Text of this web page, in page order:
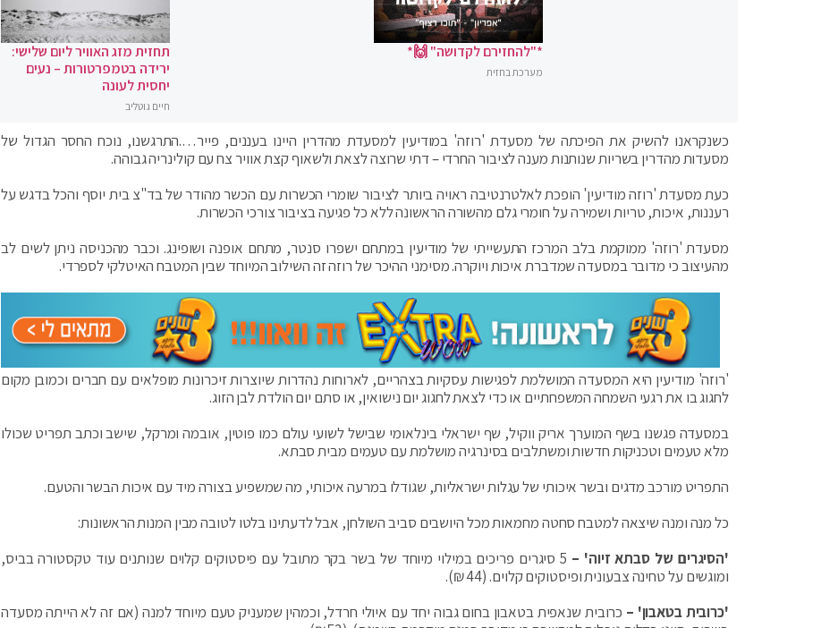
*"להחזירם לקדושה" 🙌*
מערכת בחזית
תחזית מזג האוויר ליום שלישי:
ירידה בטמפרטורות – נעים
יחסית לעונה
חיים גוטליב
כשנקראנו להשיק את הפיכתה של מסעדת 'רוזה' במודיעין למסעדת מהדרין היינו בעננים, פייר….התרגשנו, נוכח החסר הגדול של
מסעדות מהדרין בשריות שנותנות מענה לציבור החרדי – דתי שרוצה לצאת ולשאוף קצת אוויר צח עם קולינריה גבוהה.
כעת מסעדת 'רוזה מודיעין' הופכת לאלטרנטיבה ראויה ביותר לציבור שומרי הכשרות עם הכשר מהודר של בד"צ בית יוסף והכל בדגש על
רעננות, איכות, טריות ושמירה על חומרי גלם מהשורה הראשונה ללא כל פגיעה בציבור צורכי הכשרות.
מסעדת 'רוזה' ממוקמת בלב המרכז התעשייתי של מודיעין במתחם ישפרו סנטר, מתחם אופנה ושופינג. וכבר מהכניסה ניתן לשים לב
מהעיצוב כי מדובר במסעדה שמדברת איכות ויוקרה. מסימני ההיכר של רוזה זה השילוב המיוחד שבין המטבח האיטלקי לספרדי.
'רוזה' מודיעין היא המסעדה המושלמת לפגישות עסקיות בצהריים, לארוחות נהדרות שיוצרות זיכרונות מופלאים עם חברים וכמובן מקום
לחגוג בו את רגעי השמחה המשפחתיים או כדי לצאת לחגוג יום נישואין, או סתם יום הולדת לבן הזוג.
במסעדה פגשנו בשף המוערך אריק ווקיל, שף ישראלי בינלאומי שבישל לשועי עולם כמו פוטין, אובמה ומרקל, שישב וכתב תפריט שכולו
מלא טעמים וטכניקות חדשות ומשתלבים בסינרגיה מושלמת עם טעמים מבית סבתא.
התפריט מורכב מדגים ובשר איכותי של עגלות ישראליות, שגודלו במרעה איכותי, מה שמשפיע בצורה מיד עם איכות הבשר והטעם.
כל מנה ומנה שיצאה למטבח סחטה מחמאות מכל היושבים סביב השולחן, אבל לדעתינו בלטו לטובה מבין המנות הראשונות:
'הסיגרים של סבתא זיוה' –
5 סיגרים פריכים במילוי מיוחד של בשר בקר מתובל עם פיסטוקים קלוים שנותנים עוד טקסטורה בביס,
ומוגשים על טחינה צבעונית ופיסטוקים קלוים. (44 ₪).
'כרובית בטאבון' – כרובית שנאפית בטאבון בחום גבוה יחד עם איולי חרדל, וכמהין שמעניק טעם מיוחד למנה (אם זה לא הייתה מסעדה